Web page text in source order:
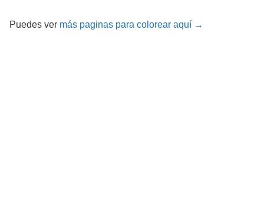
Puedes ver más paginas para colorear aquí →